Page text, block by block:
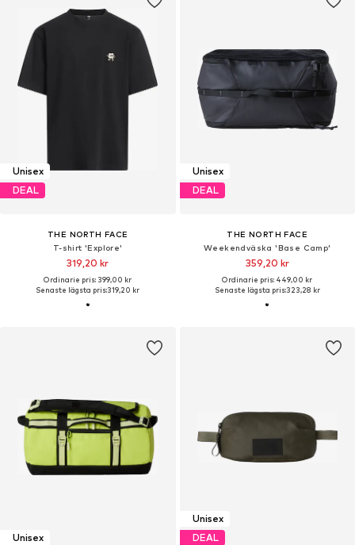
Unisex
DEAL
THE NORTH FACE
T-shirt 'Explore'
319,20 kr
Ordinarie pris: 399,00 kr
Senaste lägsta pris:319,20 kr
Unisex
DEAL
THE NORTH FACE
Weekendväska 'Base Camp'
359,20 kr
Ordinarie pris: 449,00 kr
Senaste lägsta pris:323,28 kr
Unisex
Unisex
DEAL